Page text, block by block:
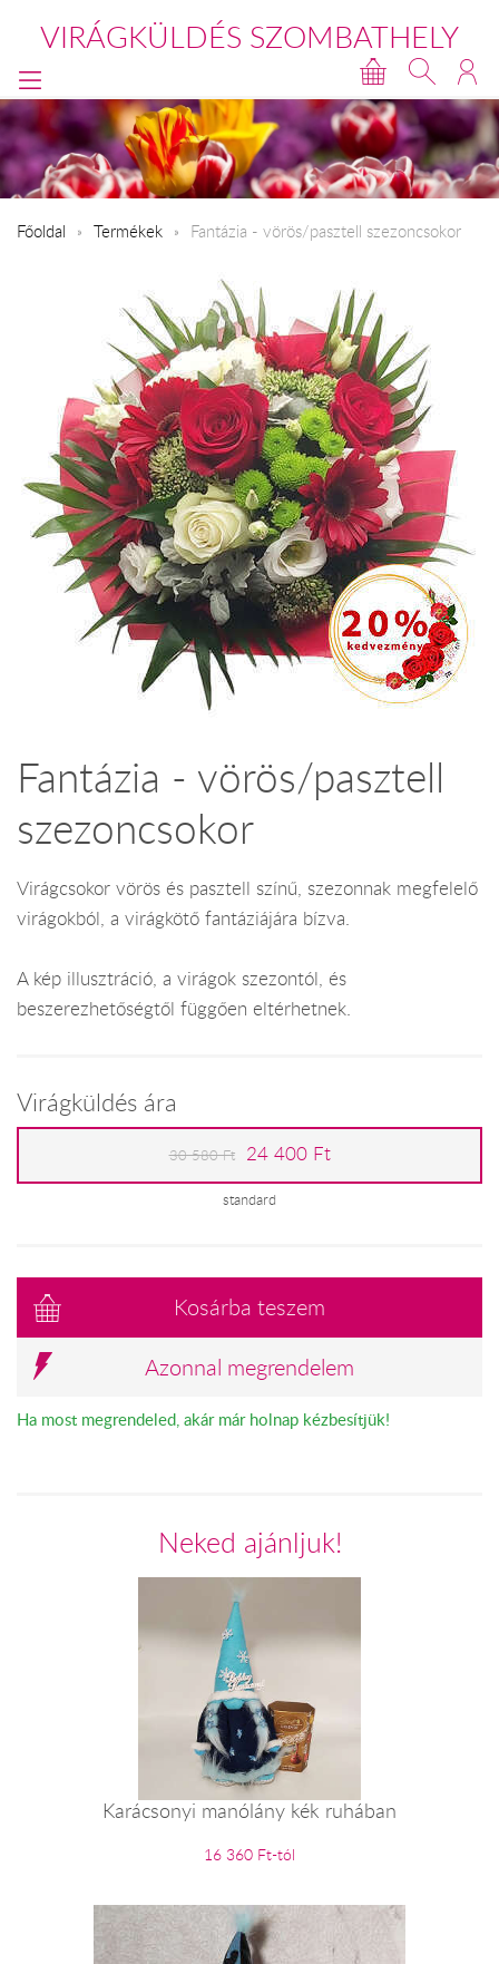
VIRÁGKÜLDÉS SZOMBATHELY
Főoldal Termékek Fantázia - vörös/pasztell szezoncsokor
Fantázia - vörös/pasztell
szezoncsokor
Virágcsokor vörös és pasztell színű, szezonnak megfelelő
virágokból, a virágkötő fantáziájára bízva.
A kép illusztráció, a virágok szezontól, és
beszerezhetőségtől függően eltérhetnek.
Virágküldés ára
30 580 Ft 24 400 Ft
standard
Kosárba teszem
Azonnal megrendelem
Ha most megrendeled, akár már holnap kézbesítjük!
Neked ajánljuk!
Karácsonyi manólány kék ruhában
16 360 Ft-tól